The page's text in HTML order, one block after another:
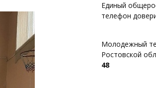
Единый
телефон
Молодежный
Ростовской
48